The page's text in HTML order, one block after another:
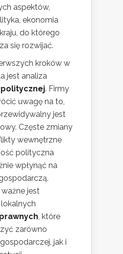
aspektów,
ekonomia
do którego
się rozwijać.
kroków w
jest analiza
. Firmy
uwagę na to,
jest
Częste zmiany
wewnętrzne
polityczna
wpłynąć na
jest
, które
zarówno
jak i